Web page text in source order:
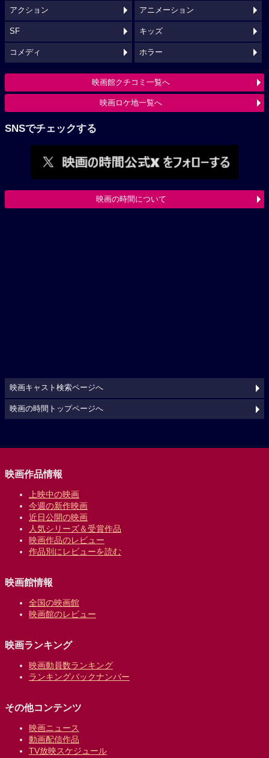
アクション アニメーション
SF キッズ
コメディ ホラー
映画館クチコミ一覧へ
映画ロケ地一覧へ
SNSでチェックする
映画の時間について
映画キャスト検索ページへ
映画の時間トップページへ
映画作品情報
上映中の映画
今週の新作映画
近日公開の映画
人気シリーズ＆受賞作品
映画作品のレビュー
作品別にレビューを読む
映画館情報
全国の映画館
映画館のレビュー
映画ランキング
映画動員数ランキング
ランキングバックナンバー
その他コンテンツ
映画ニュース
動画配信作品
TV放映スケジュール